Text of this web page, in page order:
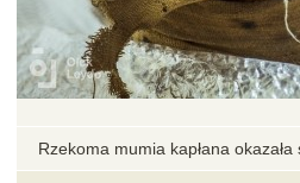
Rzekoma mumia kapłana